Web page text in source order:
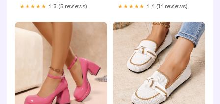
★★★★★ 4.3 (5 reviews) ★★★★★ 4.4 (14 reviews)